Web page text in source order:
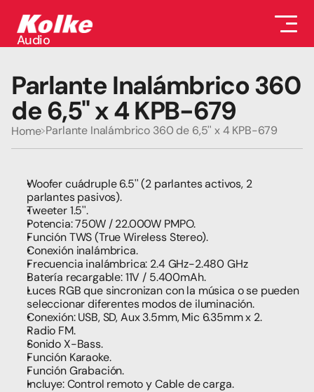
Audio
Auriculares
Conectividad
Gaming
Seguridad
Parlante Inalámbrico 360
de 6,5'' x 4 KPB-679
Home Parlante Inalámbrico 360 de 6,5'' x 4 KPB-679
Woofer cuádruple 6.5'' (2 parlantes activos, 2
parlantes pasivos).
Tweeter 1.5''.
Potencia: 750W / 22.000W PMPO.
Función TWS (True Wireless Stereo).
Conexión inalámbrica.
Frecuencia inalámbrica: 2.4 GHz-2.480 GHz
Batería recargable: 11V / 5.400mAh.
Luces RGB que sincronizan con la música o se pueden
seleccionar diferentes modos de iluminación.
Conexión: USB, SD, Aux 3.5mm, Mic 6.35mm x 2.
Radio FM.
Sonido X-Bass.
Función Karaoke.
Función Grabación.
Incluye: Control remoto y Cable de carga.